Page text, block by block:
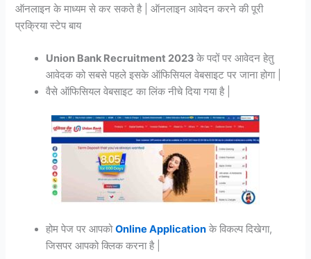
ऑनलाइन के माध्यम से कर सकते है | ऑनलाइन आवेदन करने की पूरी
प्रक्रिया स्टेप बाय
Union Bank Recruitment 2023के पदों पर आवेदन हेतु
आवेदक को सबसे पहले इसके ऑफिसियल वेबसाइट पर जाना होगा |
वैसे ऑफिसियल वेबसाइट का लिंक नीचे दिया गया है |
होम पेज पर आपकोOnline Application के विकल्प दिखेगा,
जिसपर आपको क्लिक करना है |